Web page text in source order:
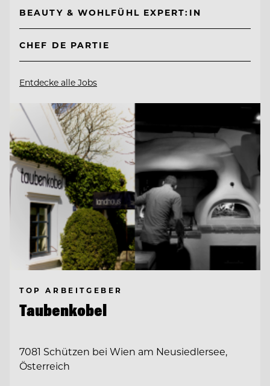
BEAUTY & WOHLFÜHL EXPERT:IN
CHEF DE PARTIE
Entdecke alle Jobs
TOP ARBEITGEBER
Taubenkobel
7081 Schützen bei Wien am Neusiedlersee,
Österreich